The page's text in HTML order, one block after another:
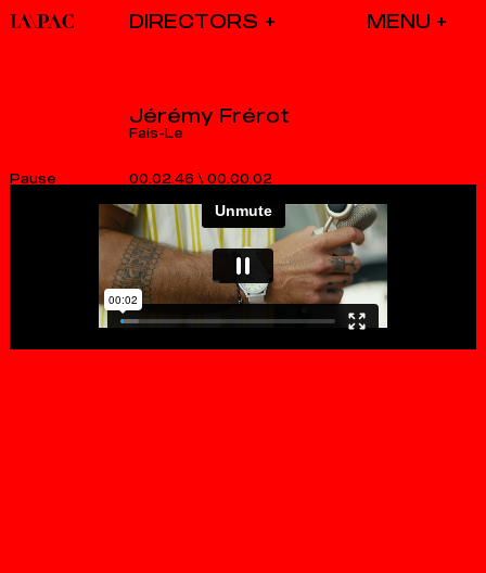
DIRECTORS
00.02.46 \ 00.00.02
Jérémy Frérot
Fais-Le